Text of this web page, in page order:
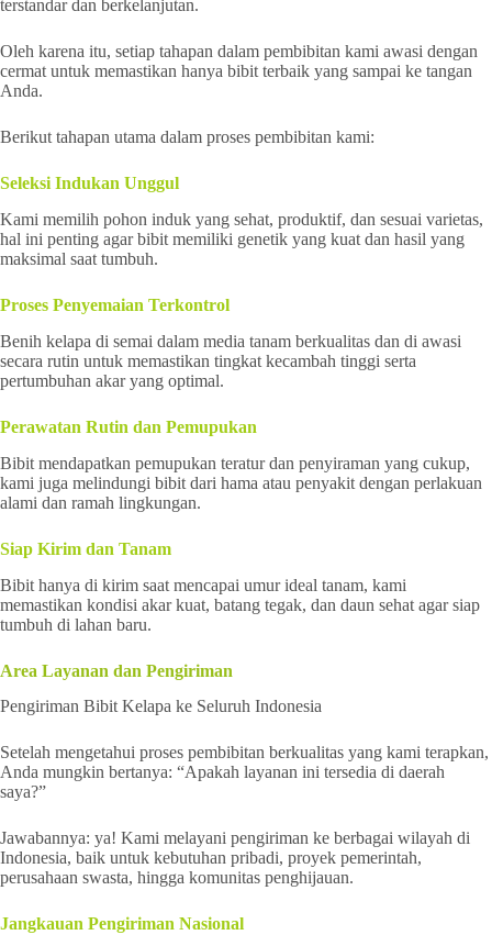
terstandar dan berkelanjutan.
Oleh karena itu, setiap tahapan dalam pembibitan kami awasi dengan
cermat untuk memastikan hanya bibit terbaik yang sampai ke tangan
Anda.
Berikut tahapan utama dalam proses pembibitan kami:
Seleksi Indukan Unggul
Kami memilih pohon induk yang sehat, produktif, dan sesuai varietas,
hal ini penting agar bibit memiliki genetik yang kuat dan hasil yang
maksimal saat tumbuh.
Proses Penyemaian Terkontrol
Benih kelapa di semai dalam media tanam berkualitas dan di awasi
secara rutin untuk memastikan tingkat kecambah tinggi serta
pertumbuhan akar yang optimal.
Perawatan Rutin dan Pemupukan
Bibit mendapatkan pemupukan teratur dan penyiraman yang cukup,
kami juga melindungi bibit dari hama atau penyakit dengan perlakuan
alami dan ramah lingkungan.
Siap Kirim dan Tanam
Bibit hanya di kirim saat mencapai umur ideal tanam, kami
memastikan kondisi akar kuat, batang tegak, dan daun sehat agar siap
tumbuh di lahan baru.
Area Layanan dan Pengiriman
Pengiriman Bibit Kelapa ke Seluruh Indonesia
Setelah mengetahui proses pembibitan berkualitas yang kami terapkan,
Anda mungkin bertanya: “Apakah layanan ini tersedia di daerah
saya?”
Jawabannya: ya! Kami melayani pengiriman ke berbagai wilayah di
Indonesia, baik untuk kebutuhan pribadi, proyek pemerintah,
perusahaan swasta, hingga komunitas penghijauan.
Jangkauan Pengiriman Nasional